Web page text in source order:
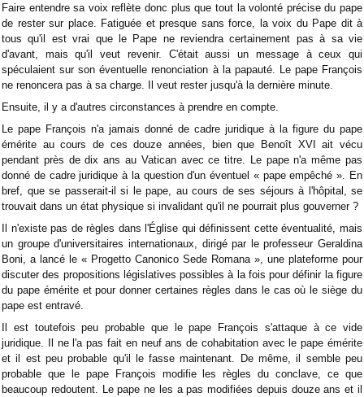
Faire entendre sa voix reflète donc plus que tout la volonté précise du pape
de rester sur place. Fatiguée et presque sans force, la voix du Pape dit à
tous qu'il est vrai que le Pape ne reviendra certainement pas à sa vie
d'avant, mais qu'il veut revenir. C'était aussi un message à ceux qui
spéculaient sur son éventuelle renonciation à la papauté. Le pape François
ne renoncera pas à sa charge. Il veut rester jusqu'à la dernière minute.
Ensuite, il y a d'autres circonstances à prendre en compte.
Le pape François n'a jamais donné de cadre juridique à la figure du pape
émérite au cours de ces douze années, bien que Benoît XVI ait vécu
pendant près de dix ans au Vatican avec ce titre. Le pape n'a même pas
donné de cadre juridique à la question d'un éventuel « pape empêché ». En
bref, que se passerait-il si le pape, au cours de ses séjours à l'hôpital, se
trouvait dans un état physique si invalidant qu'il ne pourrait plus gouverner ?
Il n'existe pas de règles dans l'Église qui définissent cette éventualité, mais
un groupe d'universitaires internationaux, dirigé par le professeur Geraldina
Boni, a lancé le « Progetto Canonico Sede Romana », une plateforme pour
discuter des propositions législatives possibles à la fois pour définir la figure
du pape émérite et pour donner certaines règles dans le cas où le siège du
pape est entravé.
Il est toutefois peu probable que le pape François s'attaque à ce vide
juridique. Il ne l'a pas fait en neuf ans de cohabitation avec le pape émérite
et il est peu probable qu'il le fasse maintenant. De même, il semble peu
probable que le pape François modifie les règles du conclave, ce que
beaucoup redoutent. Le pape ne les a pas modifiées depuis douze ans et il